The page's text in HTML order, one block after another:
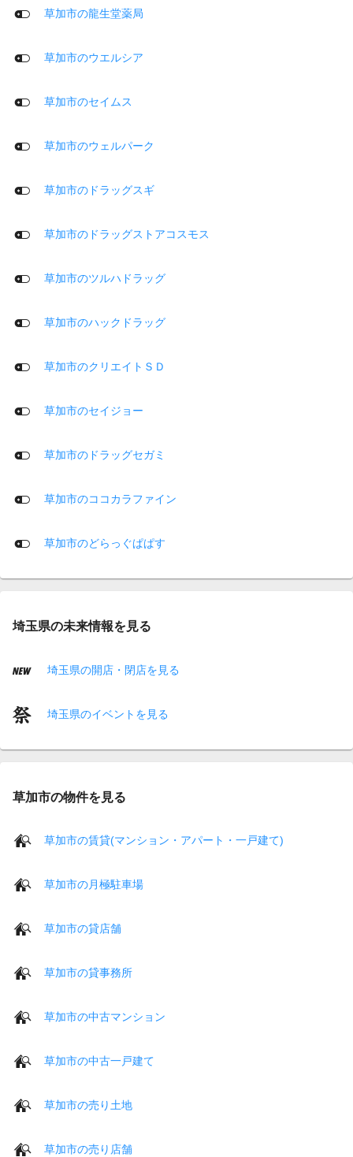
草加市の龍生堂薬局
草加市のウエルシア
草加市のセイムス
草加市のウェルパーク
草加市のドラッグスギ
草加市のドラッグストアコスモス
草加市のツルハドラッグ
草加市のハックドラッグ
草加市のクリエイトＳＤ
草加市のセイジョー
草加市のドラッグセガミ
草加市のココカラファイン
草加市のどらっぐぱぱす
埼玉県の未来情報を見る
埼玉県の開店・閉店を見る
埼玉県のイベントを見る
草加市の物件を見る
草加市の賃貸(マンション・アパート・一戸建て)
草加市の月極駐車場
草加市の貸店舗
草加市の貸事務所
草加市の中古マンション
草加市の中古一戸建て
草加市の売り土地
草加市の売り店舗